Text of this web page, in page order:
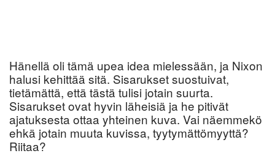
Hänellä oli tämä upea idea mielessään, ja Nixon
halusi kehittää sitä. Sisarukset suostuivat,
tietämättä, että tästä tulisi jotain suurta.
Sisarukset ovat hyvin läheisiä ja he pitivät
ajatuksesta ottaa yhteinen kuva. Vai näemmekö
ehkä jotain muuta kuvissa, tyytymättömyyttä?
Riitaa?